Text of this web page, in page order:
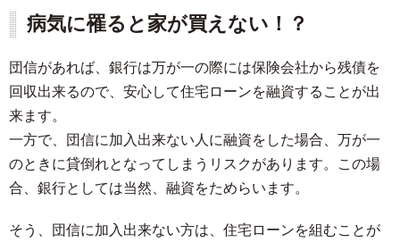
病気に罹ると家が買えない！？
団信があれば、銀行は万が一の際には保険会社から残債を
回収出来るので、安心して住宅ローンを融資することが出
来ます。
一方で、団信に加入出来ない人に融資をした場合、万が一
のときに貸倒れとなってしまうリスクがあります。この場
合、銀行としては当然、融資をためらいます。
そう、団信に加入出来ない方は、住宅ローンを組むことが